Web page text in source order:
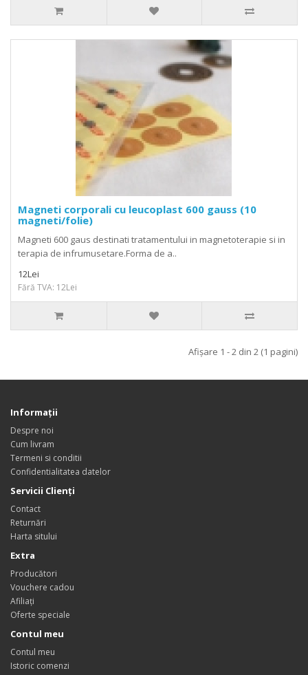
Magneti corporali cu leucoplast 600 gauss (10
magneti/folie)
Magneti 600 gaus destinati tratamentului in magnetoterapie si in
terapia de infrumusetare.Forma de a..
12Lei
Fără TVA: 12Lei
Afişare 1 - 2 din 2 (1 pagini)
Informaţii
Despre noi
Cum livram
Termeni si conditii
Confidentialitatea datelor
Servicii Clienţi
Contact
Returnări
Harta sitului
Extra
Producători
Vouchere cadou
Afiliaţi
Oferte speciale
Contul meu
Contul meu
Istoric comenzi